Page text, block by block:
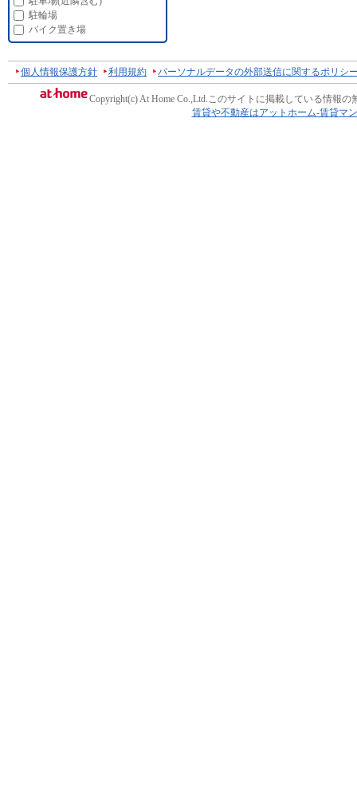
駐輪場
バイク置き場
個人情報保護方針 利用規約 パーソナルデータの外部送信に関するポリシ
Copyright(c) At Home Co.,Ltd.このサイトに掲載している情報の
賃貸や不動産はアットホーム-賃貸マ